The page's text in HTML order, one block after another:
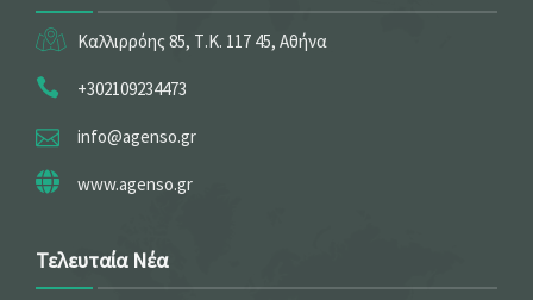
Καλλιρρόης 85, Τ.Κ. 117 45, Αθήνα
+302109234473
info@agenso.gr
www.agenso.gr
Τελευταία Νέα